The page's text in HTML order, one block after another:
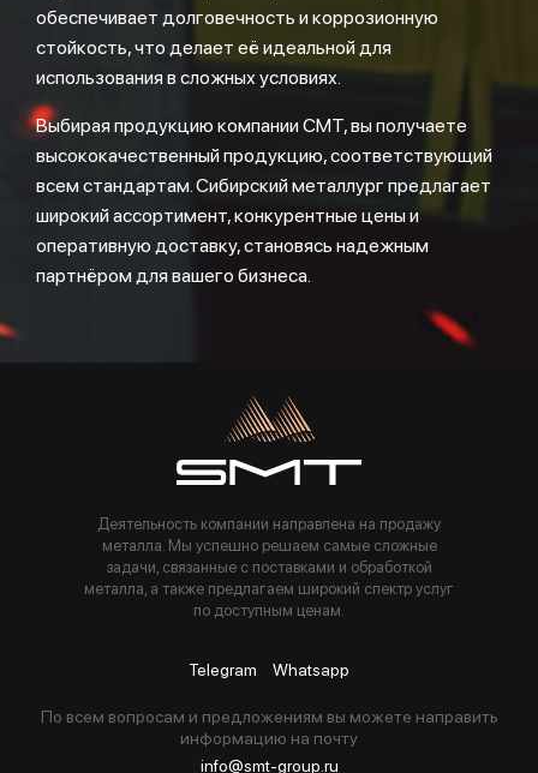
обеспечивает долговечность и коррозионную
стойкость, что делает её идеальной для
использования в сложных условиях.
Выбирая продукцию компании СМТ, вы получаете
высококачественный продукцию, соответствующий
всем стандартам. Сибирский металлург предлагает
широкий ассортимент, конкурентные цены и
оперативную доставку, становясь надежным
партнёром для вашего бизнеса.
Деятельность компании направлена на продажу
металла. Мы успешно решаем самые сложные
задачи, связанные с поставками и обработкой
металла, а также предлагаем широкий спектр услуг
по доступным ценам.
Telegram Whatsapp
По всем вопросам и предложениям вы можете направить
информацию на почту
info@smt-group.ru